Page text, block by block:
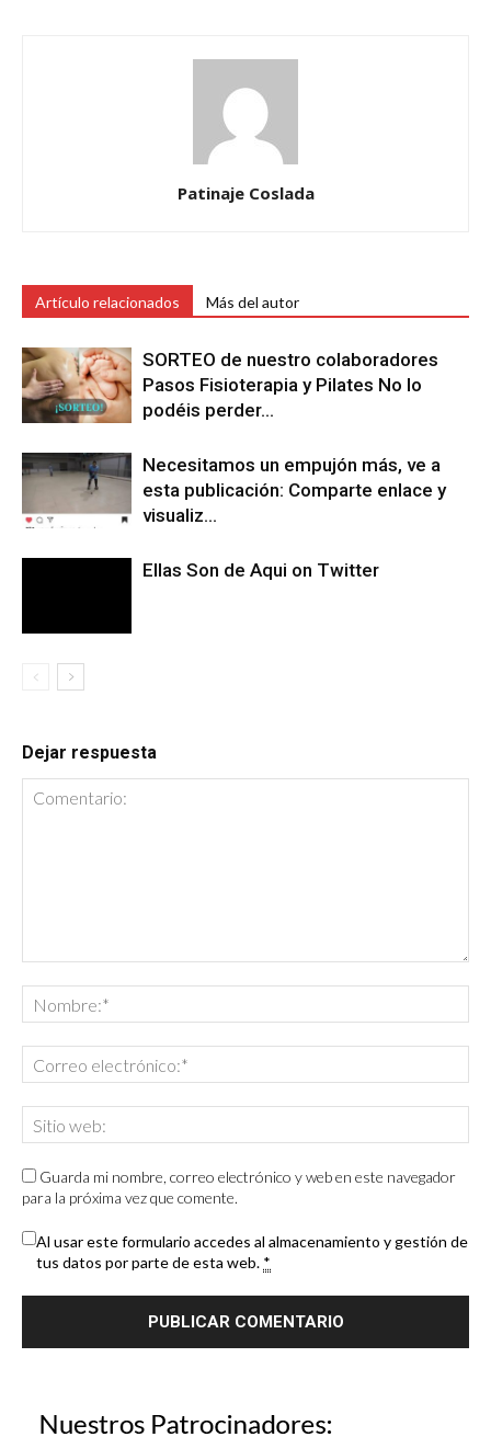
Patinaje Coslada
Artículo relacionados Más del autor
SORTEO de nuestro colaboradores
Pasos Fisioterapia y Pilates No lo
podéis perder…
Necesitamos un empujón más, ve a
esta publicación: Comparte enlace y
visualiz…
Ellas Son de Aqui on Twitter
Dejar respuesta
Guarda mi nombre, correo electrónico y web en este navegador
para la próxima vez que comente.
Al usar este formulario accedes al almacenamiento y gestión de
tus datos por parte de esta web. *